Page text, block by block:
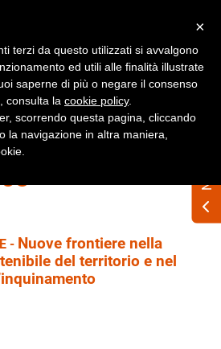
Accedi
- Nuove frontiere nella
del territorio e nel
×
terzi da questo utilizzati si avvalgono
ed utili alle finalità illustrate
saperne di più o negare il consenso
consulta la cookie policy.
scorrendo questa pagina, cliccando
la navigazione in altra maniera,